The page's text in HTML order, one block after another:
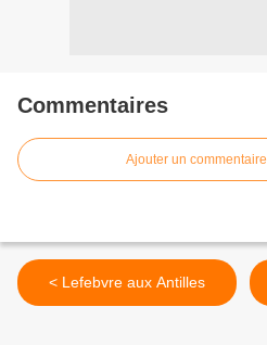
Commentaires
Ajouter un commentaire
< Lefebvre aux Antilles